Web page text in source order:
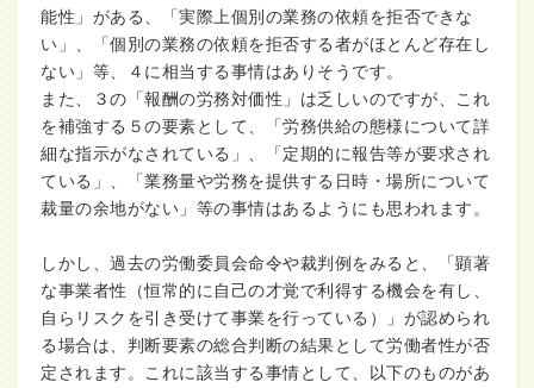
能性」がある、「実際上個別の業務の依頼を拒否できな
い」、「個別の業務の依頼を拒否する者がほとんど存在し
ない」等、４に相当する事情はありそうです。
また、３の「報酬の労務対価性」は乏しいのですが、これ
を補強する５の要素として、「労務供給の態様について詳
細な指示がなされている」、「定期的に報告等が要求され
ている」、「業務量や労務を提供する日時・場所について
裁量の余地がない」等の事情はあるようにも思われます。
しかし、過去の労働委員会命令や裁判例をみると、「顕著
な事業者性（恒常的に自己の才覚で利得する機会を有し、
自らリスクを引き受けて事業を行っている）」が認められ
る場合は、判断要素の総合判断の結果として労働者性が否
定されます。これに該当する事情として、以下のものがあ